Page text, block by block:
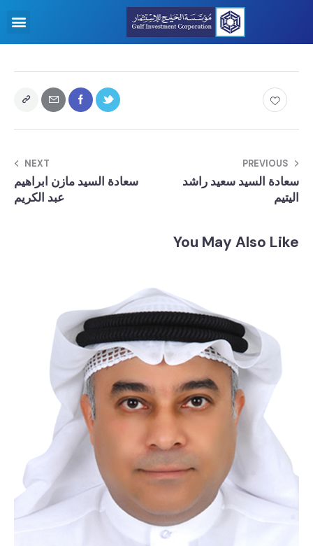
PREVIOUS
سعادة السيد سعيد راشد
اليتيم
NEXT
سعادة السيد مازن ابراهيم
عبد الكريم
You May Also Like